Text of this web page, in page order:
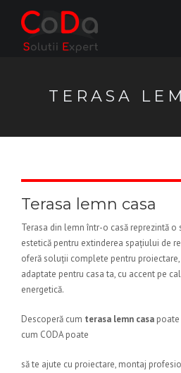
TERASA
Terasa lemn casa
Terasa din lemn într-o casă reprezintă o
estetică pentru extinderea spațiului de
oferă soluții complete pentru
adaptate pentru casa ta, cu accent pe
energetică.
Descoperă cum terasa lemn casa
cum CODA poate
să te ajute cu proiectare, montaj